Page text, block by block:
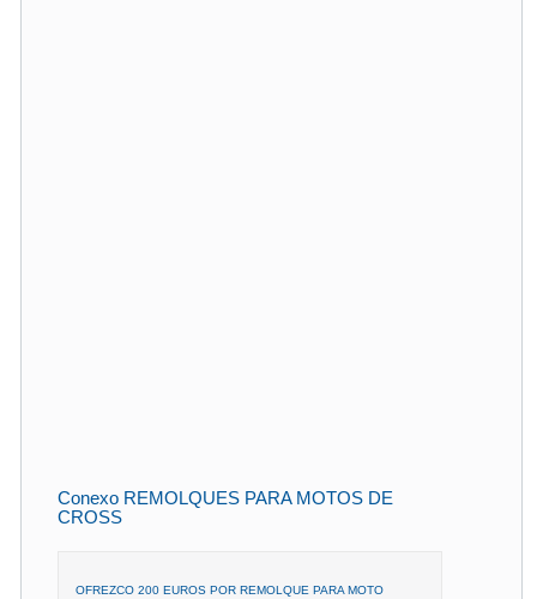
Conexo REMOLQUES PARA MOTOS DE
CROSS
OFREZCO 200 EUROS POR REMOLQUE PARA MOTO